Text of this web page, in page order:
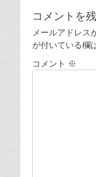
コメントを
メールアドレス
が付いている欄
コメント ※